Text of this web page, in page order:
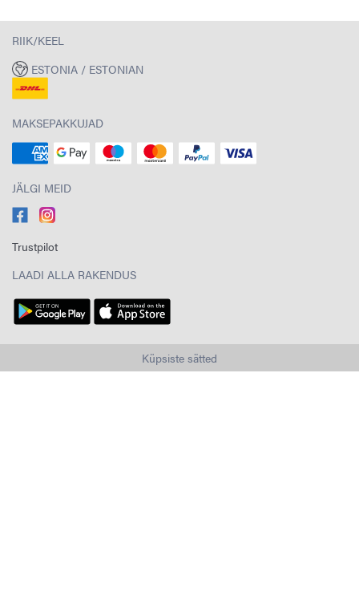
RIIK/KEEL
ESTONIA / ESTONIAN
MAKSEPAKKUJAD
JÄLGI MEID
Trustpilot
LAADI ALLA RAKENDUS
Küpsiste sätted